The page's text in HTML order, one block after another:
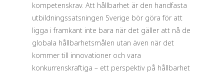
kompetenskrav. Att hållbarhet är den handfasta
utbildningssatsningen Sverige bör göra för att
ligga i framkant inte bara när det gäller att nå de
globala hållbarhetsmålen utan även när det
kommer till innovationer och vara
konkurrenskraftiga – ett perspektiv på hållbarhet